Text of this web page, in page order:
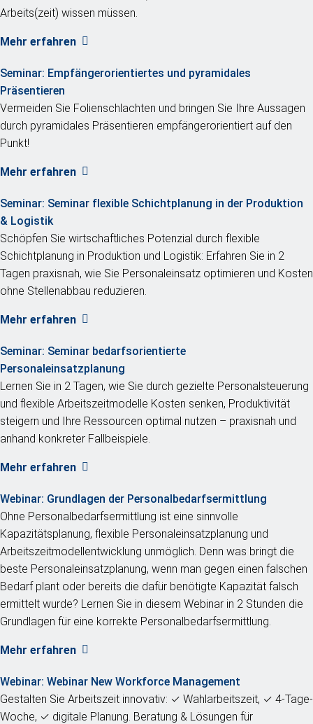
Arbeits(zeit) wissen müssen.
Mehr erfahren
Seminar: Empfängerorientiertes und pyramidales
Präsentieren
Vermeiden Sie Folienschlachten und bringen Sie Ihre Aussagen
durch pyramidales Präsentieren empfängerorientiert auf den
Punkt!
Mehr erfahren
Seminar: Seminar flexible Schichtplanung in der Produktion
& Logistik
Schöpfen Sie wirtschaftliches Potenzial durch flexible
Schichtplanung in Produktion und Logistik: Erfahren Sie in 2
Tagen praxisnah, wie Sie Personaleinsatz optimieren und Kosten
ohne Stellenabbau reduzieren.
Mehr erfahren
Seminar: Seminar bedarfsorientierte
Personaleinsatzplanung
Lernen Sie in 2 Tagen, wie Sie durch gezielte Personalsteuerung
und flexible Arbeitszeitmodelle Kosten senken, Produktivität
steigern und Ihre Ressourcen optimal nutzen – praxisnah und
anhand konkreter Fallbeispiele.
Mehr erfahren
Webinar: Grundlagen der Personalbedarfsermittlung
Ohne Personalbedarfsermittlung ist eine sinnvolle
Kapazitätsplanung, flexible Personaleinsatzplanung und
Arbeitszeitmodellentwicklung unmöglich. Denn was bringt die
beste Personaleinsatzplanung, wenn man gegen einen falschen
Bedarf plant oder bereits die dafür benötigte Kapazität falsch
ermittelt wurde? Lernen Sie in diesem Webinar in 2 Stunden die
Grundlagen für eine korrekte Personalbedarfsermittlung.
Mehr erfahren
Webinar: Webinar New Workforce Management
Gestalten Sie Arbeitszeit innovativ: ✓ Wahlarbeitszeit, ✓ 4-Tage-
Woche, ✓ digitale Planung. Beratung & Lösungen für